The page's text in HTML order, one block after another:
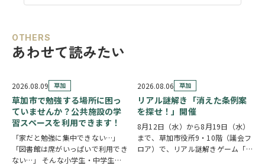
OTHERS
あわせて読みたい
2026.08.09 草加
草加市で勉強する場所に困っ
ていませんか？公共施設の学
習スペースを利用できます！
「家だと勉強に集中できない…」
「図書館は席がいっぱいで利用でき
ない…」 そんな小学生・中学生・
2026.08.06 草加
リアル謎解き「消えた条例案
を探せ！」開催
8月12日（水）から8月19日（水）
まで、草加市役所9・10階（議会フ
ロア）で、リアル謎解きゲーム「消